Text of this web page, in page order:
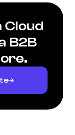
Cloud
B2B